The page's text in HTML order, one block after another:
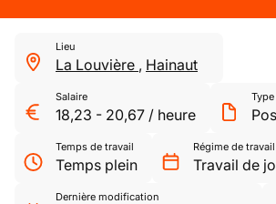
Lieu
La Louvière , Hainaut
Salaire
18,23 - 20,67 / heure
Temps de travail
Temps plein
Régime de travail
Travail de
Dernière modification